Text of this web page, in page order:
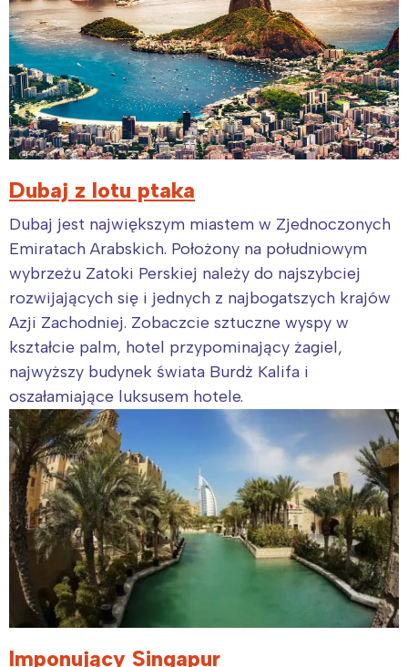
Dubaj z lotu ptaka
Dubaj jest największym miastem w Zjednoczonych
Emiratach Arabskich. Położony na południowym
wybrzeżu Zatoki Perskiej należy do najszybciej
rozwijających się i jednych z najbogatszych krajów
Azji Zachodniej. Zobaczcie sztuczne wyspy w
kształcie palm, hotel przypominający żagiel,
najwyższy budynek świata Burdż Kalifa i
oszałamiające luksusem hotele.
Imponujący Singapur